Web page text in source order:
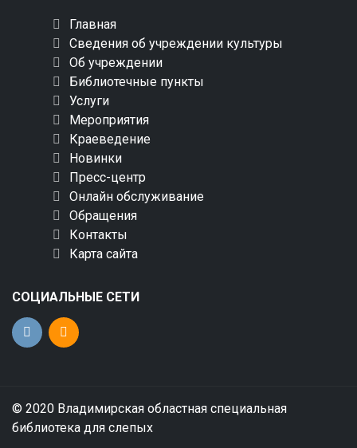
Главная
Сведения об учреждении культуры
Об учреждении
Библиотечные пункты
Услуги
Мероприятия
Краеведение
Новинки
Пресс-центр
Онлайн обслуживание
Обращения
Контакты
Карта сайта
СОЦИАЛЬНЫЕ СЕТИ
© 2020 Владимирская областная специальная
библиотека для слепых